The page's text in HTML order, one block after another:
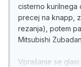
cisterno kurilnega
precej na knapp,
rezanja), potem
Mitsubishi
Vprašanje se